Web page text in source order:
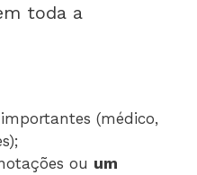
toda a
(médico,
ou um